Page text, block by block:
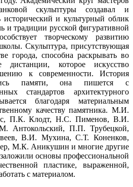
скульптуры создавал и
исторический и культурный облик
и традиции русской фигуративной
творческому развитию
Скульптура, присутствующая
города, способна раскрывать во
которое искусство
к современности. История
памяти, она пишется с
стандартов архитектурного
благодаря материальным
качеству памятника. М.И.
П.К. Клодт, Н.С. Пименов, В.И.
Антокольский, П.П. Трубецкой,
В.И. Мухина, С.Т. Коненков,
М.К. Аникушин и многие другие
основы профессиональной
пластике, выраженной,
с материалом.